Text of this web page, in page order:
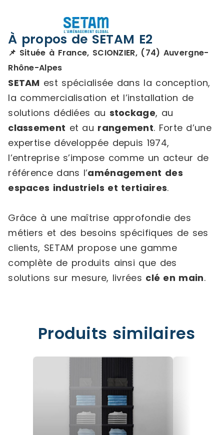
À propos de SETAM E2
📌 Située à France, SCIONZIER, (74) Auvergne-
Rhône-Alpes
SETAM est spécialisée dans la conception,
la commercialisation et l’installation de
solutions dédiées au stockage, au
classement et au rangement. Forte d’une
expertise développée depuis 1974,
l’entreprise s’impose comme un acteur de
référence dans l’aménagement des
espaces industriels et tertiaires.
Grâce à une maîtrise approfondie des
métiers et des besoins spécifiques de ses
clients, SETAM propose une gamme
complète de produits ainsi que des
solutions sur mesure, livrées clé en main.
Produits similaires